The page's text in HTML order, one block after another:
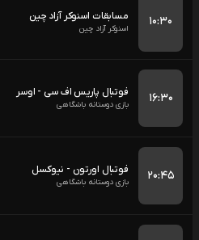
۱۰:۳۰ مسابقات اسنوکر آزاد چین
اسنوکر آزاد چین
۱۶:۳۰ فوتبال پاریس اف سی - اوسر
بازی دوستانه باشگاهی
۲۰:۴۵ فوتبال اورتون - نیوکسل
بازی دوستانه باشگاهی